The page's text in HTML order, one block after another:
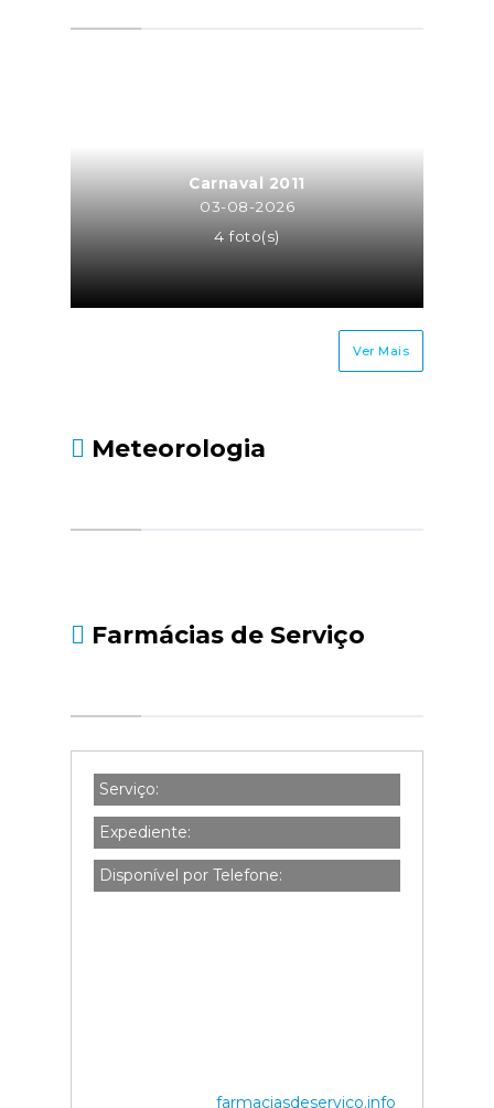
independente é equiparado a
TCO, sendo os seus honorários
recebidos pela atividade
independentes.Até quando
Declaração Modelo 3 de
social.pt/noticias/-/asset_publisher/
Carnaval 2011
03-08-2026
4 foto(s)
Ver Mais
Meteorologia
Farmácias de Serviço
Serviço:
Expediente:
Disponível por Telefone:
farmaciasdeservico.info